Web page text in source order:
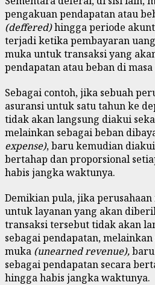
pengakuan pendapatan atau
(deffered)hingga periode
terjadi ketika pembayaran
muka untuk transaksi yang
pendapatan atau beban di
Sebagai contoh, jika sebuah
asuransi untuk satu tahun ke
tidak akan langsung diakui
melainkan sebagai beban
expense), baru kemudian
bertahap dan proporsional
habis jangka waktunya.
Demikian pula, jika
untuk layanan yang akan
transaksi tersebut tidak akan
sebagai pendapatan,
muka (unearned revenue),
sebagai pendapatan secara
hingga habis jangka waktunya.